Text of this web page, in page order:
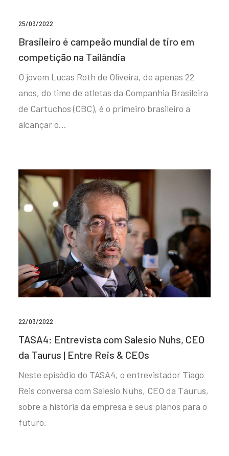
25/03/2022
Brasileiro é campeão mundial de tiro em
competição na Tailândia
O jovem Lucas Roth de Oliveira, de apenas 22
anos, do time de atletas da Companhia Brasileira
de Cartuchos (CBC), é o primeiro brasileiro a
alcançar o…
22/03/2022
TASA4: Entrevista com Salesio Nuhs, CEO
da Taurus | Entre Reis & CEOs
Neste episódio do TASA4, o entrevistador Tiago
Reis conversa com Salesio Nuhs, CEO da Taurus,
sobre a história da empresa e seus planos para o
futuro.